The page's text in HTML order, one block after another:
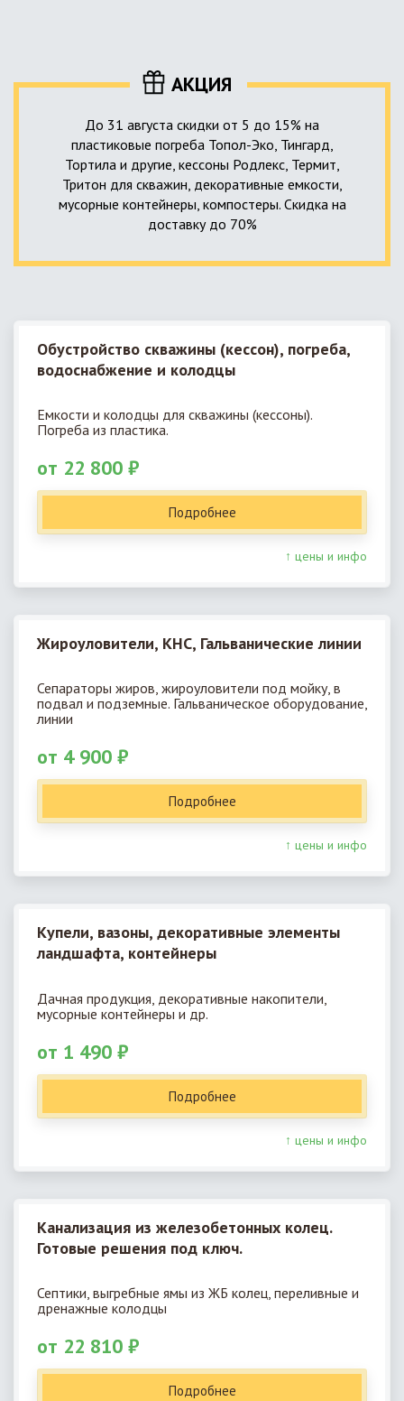
высокотехнологичное устройство, встраиваемое в
канализационную систему и обеспечивающее
АКЦИЯ
До 31 августа скидки от 5 до 15% на
пластиковые погреба Топол-Эко, Тингард,
Тортила и другие, кессоны Родлекс, Термит,
Тритон для скважин, декоративные емкости,
мусорные контейнеры, компостеры. Скидка на
доставку до 70%
Обустройство скважины (кессон), погреба,
водоснабжение и колодцы
Емкости и колодцы для скважины (кессоны).
Погреба из пластика.
от 22 800 ₽
Подробнее
↑ цены и инфо
Жироуловители, КНС, Гальванические линии
Сепараторы жиров, жироуловители под мойку, в
подвал и подземные. Гальваническое оборудование,
линии
от 4 900 ₽
Подробнее
↑ цены и инфо
Купели, вазоны, декоративные элементы
ландшафта, контейнеры
Дачная продукция, декоративные накопители,
мусорные контейнеры и др.
от 1 490 ₽
Подробнее
↑ цены и инфо
Канализация из железобетонных колец.
Готовые решения под ключ.
Септики, выгребные ямы из ЖБ колец, переливные и
дренажные колодцы
от 22 810 ₽
Подробнее